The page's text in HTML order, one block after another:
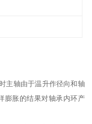
主轴由于温升作径向和轴
膨胀的结果对轴承内环产